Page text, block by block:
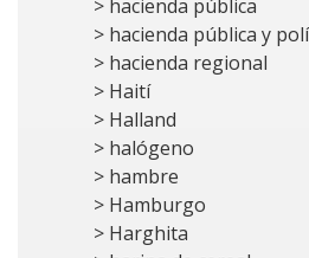
> hacienda pública
> hacienda pública y
> hacienda regional
> Haití
> Halland
> halógeno
> hambre
> Hamburgo
> Harghita